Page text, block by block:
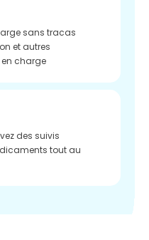
sans tracas
et autres
charge
des suivis
tout au